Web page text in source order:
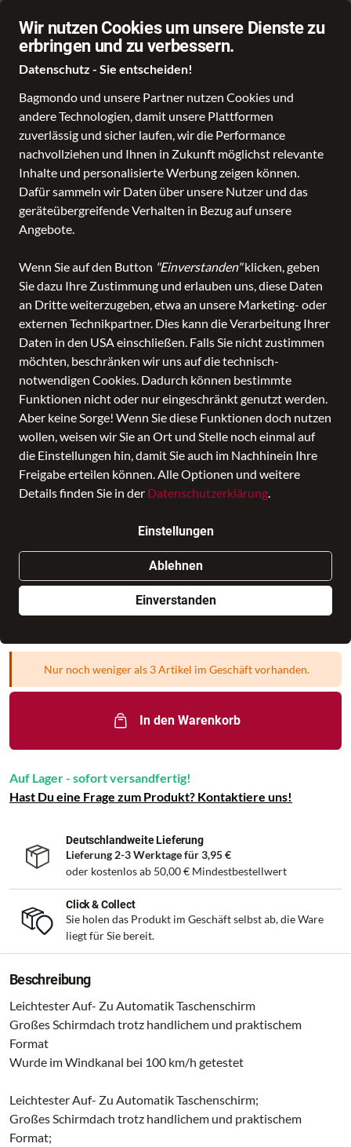
Wir nutzen Cookies um unsere Dienste zu
erbringen und zu verbessern.
Datenschutz - Sie entscheiden!
Bagmondo und unsere Partner nutzen Cookies und
andere Technologien, damit unsere Plattformen
zuverlässig und sicher laufen, wir die Performance
nachvollziehen und Ihnen in Zukunft möglichst relevante
Inhalte und personalisierte Werbung zeigen können.
Dafür sammeln wir Daten über unsere Nutzer und das
geräteübergreifende Verhalten in Bezug auf unsere
Angebote.
Wenn Sie auf den Button "Einverstanden"klicken, geben
Sie dazu Ihre Zustimmung und erlauben uns, diese Daten
an Dritte weiterzugeben, etwa an unsere Marketing- oder
externen Technikpartner. Dies kann die Verarbeitung Ihrer
Daten in den USA einschließen. Falls Sie nicht zustimmen
möchten, beschränken wir uns auf die technisch-
notwendigen Cookies. Dadurch können bestimmte
Funktionen nicht oder nur eingeschränkt genutzt werden.
Aber keine Sorge! Wenn Sie diese Funktionen doch nutzen
wollen, weisen wir Sie an Ort und Stelle noch einmal auf
die Einstellungen hin, damit Sie auch im Nachhinein Ihre
Freigabe erteilen können. Alle Optionen und weitere
Details finden Sie in der Datenschutzerklärung.
Einstellungen
Ablehnen
Einverstanden
Reise Business Freizeit Fashion & Lifestyle
Preis zzgl. Versandkosten
Verkauf durchLeder Strudthoffin BAGMONDO
2 Angebote anderer Anbieter
Nur noch weniger als 3 Artikel im Geschäft vorhanden.
In den Warenkorb
Auf Lager - sofort versandfertig!
Hast Du eine Frage zum Produkt? Kontaktiere uns!
Deutschlandweite Lieferung
Lieferung 2-3 Werktage für3,95 €
oder kostenlos ab 50,00 € Mindestbestellwert
Click & Collect
Sie holen das Produkt im Geschäft selbst ab, die Ware
liegt für Sie bereit.
Beschreibung
Leichtester Auf- Zu Automatik Taschenschirm
Großes Schirmdach trotz handlichem und praktischem
Format
Wurde im Windkanal bei 100 km/h getestet
Leichtester Auf- Zu Automatik Taschenschirm;
Großes Schirmdach trotz handlichem und praktischem
Format;